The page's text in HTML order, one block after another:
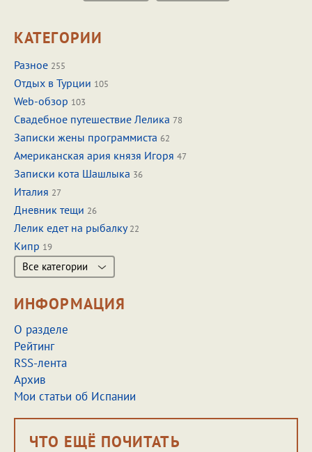
КАТЕГОРИИ
Разное 255
Отдых в Турции 105
Web-обзор 103
Свадебное путешествие Лелика 78
Записки жены программиста 62
Американская ария князя Игоря 47
Записки кота Шашлыка 36
Италия 27
Дневник тещи 26
Лелик едет на рыбалку22
Кипр 19
Все категории
ИНФОРМАЦИЯ
О разделе
Рейтинг
RSS-лента
Архив
Мои статьи об Испании
ЧТО ЕЩЁ ПОЧИТАТЬ